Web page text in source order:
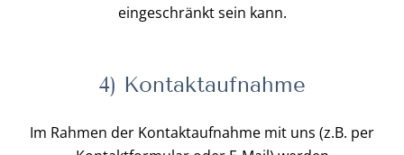
eingeschränkt sein kann.
4) Kontaktaufnahme
Im Rahmen der Kontaktaufnahme mit uns (z.B. per